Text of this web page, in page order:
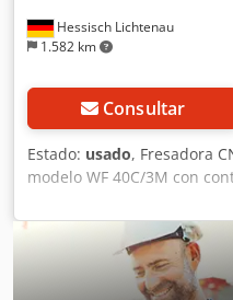
Hessisch Lichtenau
1.582 km
Consultar
Estado: usado, Fresadora
modelo WF 40C/3M con
Heidenhain TNC 310 Nº de
fabricación aprox. 1985,
control en 11/2000
460 mm Dimensiones de la
husillo: ISO 40 Distancia